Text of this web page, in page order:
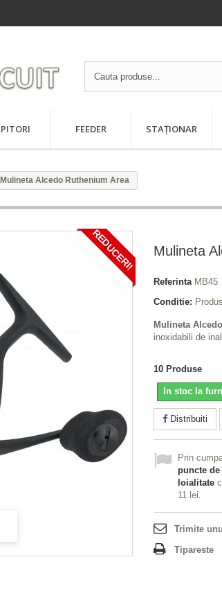
FEEDER STAȚIONAR
Mulineta Alcedo Ruthenium Area
REDUCERI! Mulineta
Referinta MB45
Conditie:
Mulineta Alcedo
inoxidabili de
10 Produse
In stoc la
Distribuiti
Prin
puncte
loialitate
11 lei.
Trimite
Tipareste